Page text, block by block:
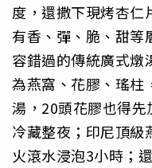
度，還撒下現烤杏仁
有香、彈、脆、甜等
容錯過的傳統廣式燉
為燕窩、花膠、瑤柱
湯，20頭花膠也得
冷藏整夜；印尼頂級
火滾水浸泡3小時；